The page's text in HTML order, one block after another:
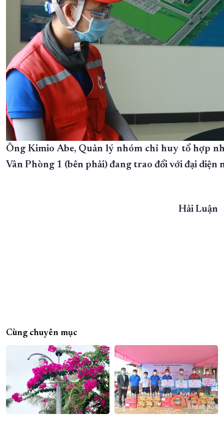
Ông Kimio Abe, Quản lý nhóm chỉ huy tổ hợp
Vân Phòng 1 (bên phải) đang trao đổi với đại diện
Hải Luận
Cùng chuyên mục